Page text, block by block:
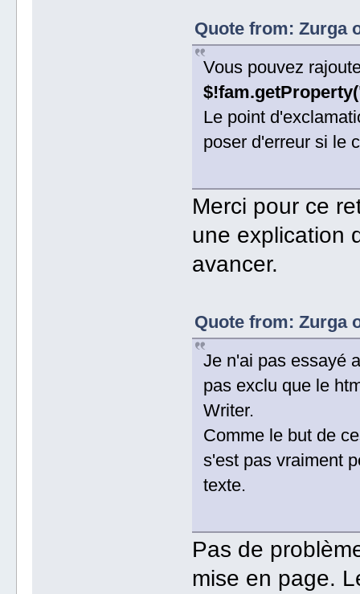
Quote from: Zurga
Vous pouvez
Le point
poser d'erreur si le
Merci pour ce
une explication
avancer.
Quote from: Zurga
Je n'ai pas essayé
pas exclu que le
Writer.
Comme le but de
s'est pas vraiment
texte.
Pas de
mise en page.